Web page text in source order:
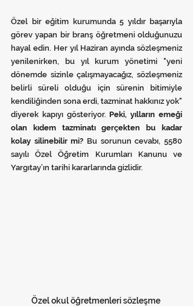
Özel bir eğitim kurumunda 5 yıldır başarıyla
görev yapan bir branş öğretmeni olduğunuzu
hayal edin. Her yıl Haziran ayında sözleşmeniz
yenilenirken, bu yıl kurum yönetimi "yeni
dönemde sizinle çalışmayacağız, sözleşmeniz
belirli süreli olduğu için sürenin bitimiyle
kendiliğinden sona erdi, tazminat hakkınız yok"
diyerek kapıyı gösteriyor. Peki, yılların emeği
olan kıdem tazminatı gerçekten bu kadar
kolay silinebilir mi? Bu sorunun cevabı, 5580
sayılı Özel Öğretim Kurumları Kanunu ve
Yargıtay’ın tarihi kararlarında gizlidir.
Özel okul öğretmenleri sözleşme